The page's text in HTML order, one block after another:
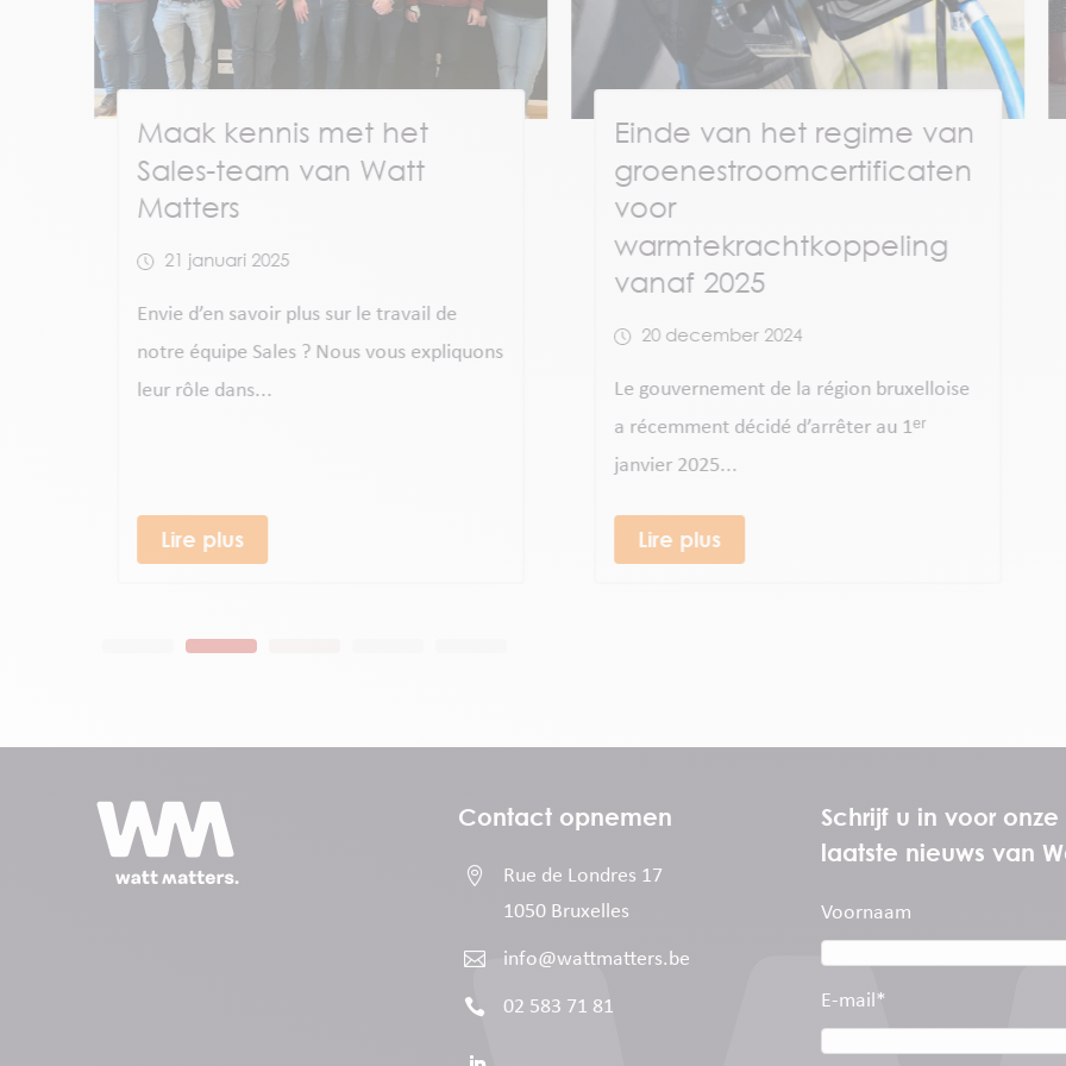
Einde van het regime van
groenestroomcertificaten
voor
vanaf 2025
Le gouvernement de la région bruxelloise
Lire plus
Solution technique : les
bornes de recharge
19 december 2024
Watt Matters apporte des solutions
Lire plus
Contact opnemen

Rue de Londres 17
1050 Bruxelles
 info@wattmatters.be
 02 583 71 81
Schrijf u in voor
laatste nieuws van
Voornaam
E-mail *